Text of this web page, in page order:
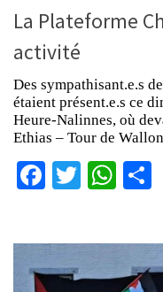
La Plateforme
activité
Des sympathisant.e.s
étaient présent.e.s ce
Heure-Nalinnes, où
Ethias – Tour de
Facebook
Twitter